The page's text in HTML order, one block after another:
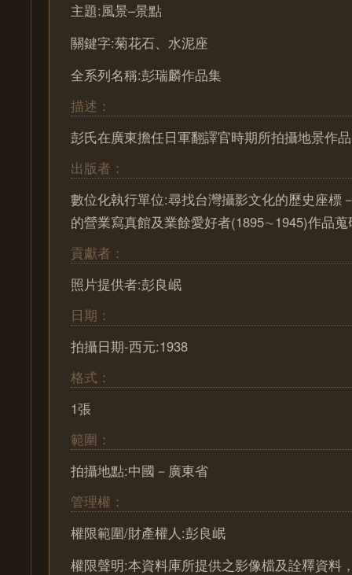
主題:風景–景點
關鍵字:菊花石、水泥座
全系列名稱:彭瑞麟作品集
描述：
彭氏在廣東擔任日軍翻譯官時期所拍攝地景作
出版者：
數位化執行單位:尋找台灣攝影文化的歷史座標
的營業寫真館及業餘愛好者(1895∼1945)作品
貢獻者：
照片提供者:彭良岷
日期：
拍攝日期-西元:1938
格式：
1張
範圍：
拍攝地點:中國－廣東省
管理權：
權限範圍/財產權人:彭良岷
權限聲明:本資料庫所提供之影像檔及詮釋資料